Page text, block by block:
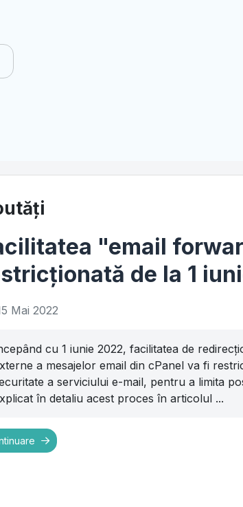
"email
de la 1
Mai 2022
cu 1 iunie 2022, facilitatea de
a mesajelor email din cPanel va fi
a serviciului e-mail, pentru a limita
în detaliu acest proces în articolul ...